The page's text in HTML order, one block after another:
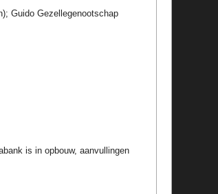
Guido Gezellegenootschap
is in opbouw, aanvullingen